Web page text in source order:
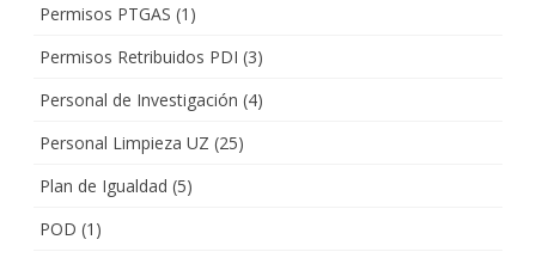
Permisos PTGAS (1)
Permisos Retribuidos PDI (3)
Personal de Investigación (4)
Personal Limpieza UZ (25)
Plan de Igualdad (5)
POD (1)